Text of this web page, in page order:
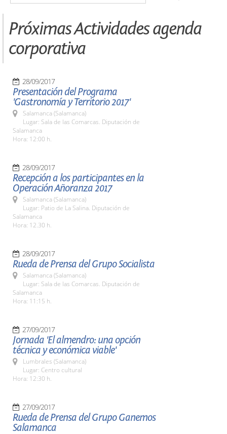
Próximas Actividades agenda
corporativa
28/09/2017
Presentación del Programa
'Gastronomía y Territorio 2017'
Salamanca (Salamanca)
Lugar: Sala de las Comarcas. Diputación de
Salamanca
Hora: 12:00 h.
28/09/2017
Recepción a los participantes en la
Operación Añoranza 2017
Salamanca (Salamanca)
Lugar: Patio de La Salina. Diputación de
Salamanca
Hora: 12.30 h.
28/09/2017
Rueda de Prensa del Grupo Socialista
Salamanca (Salamanca)
Lugar: Sala de las Comarcas. Diputación de
Salamanca
Hora: 11:15 h.
27/09/2017
Jornada 'El almendro: una opción
técnica y económica viable'
Lumbrales (Salamanca)
Lugar: Centro cultural
Hora: 12:30 h.
27/09/2017
Rueda de Prensa del Grupo Ganemos
Salamanca